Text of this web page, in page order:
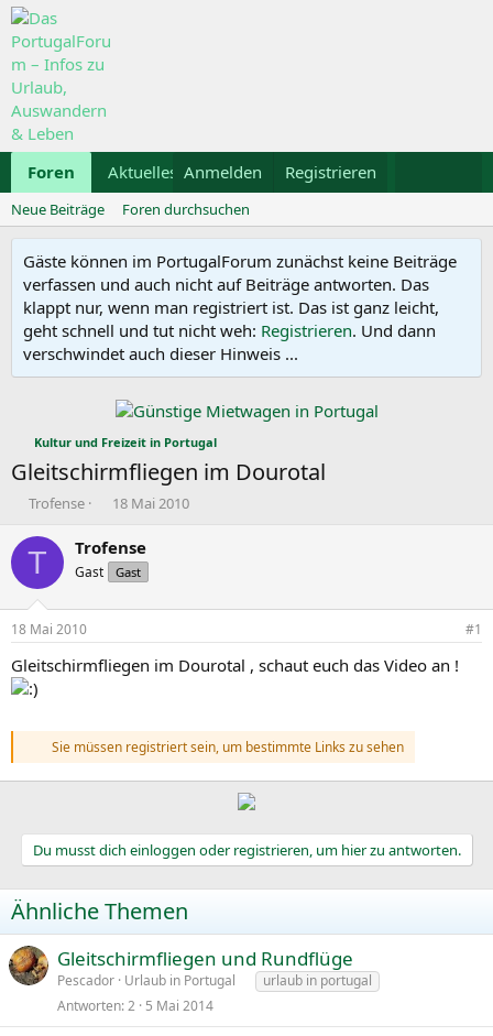
Foren Aktuelles Galerie Kalender
Anmelden Registrieren
Neue Beiträge Foren durchsuchen
Gäste können im PortugalForum zunächst keine Beiträge
verfassen und auch nicht auf Beiträge antworten. Das
klappt nur, wenn man registriert ist. Das ist ganz leicht,
geht schnell und tut nicht weh: Registrieren. Und dann
verschwindet auch dieser Hinweis ...
Kultur und Freizeit in Portugal
Gleitschirmfliegen im Dourotal
E
s
t
e
r
Trofense
E
s
t
e
t
a
m
18 Mai 2010
T Trofense
Gast Gast
18 Mai 2010 #1
Gleitschirmfliegen im Dourotal , schaut euch das Video an !
Sie müssen registriert sein, um bestimmte Links zu sehen
Du musst dich einloggen oder registrieren, um hier zu antworten.
Ähnliche Themen
Gleitschirmfliegen und Rundflüge
Pescador Urlaub in Portugal
urlaub in portugal
Antworten 2 5 Mai 2014